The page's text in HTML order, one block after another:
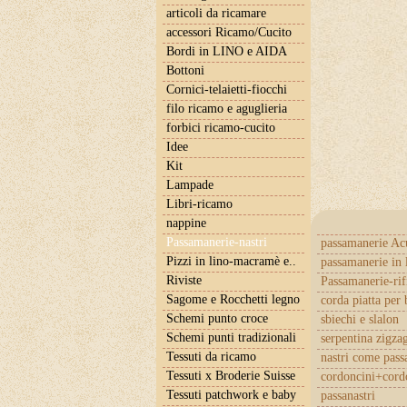
articoli da ricamare
accessori Ricamo/Cucito
Bordi in LINO e AIDA
Bottoni
Cornici-telaietti-fiocchi
filo ricamo e aguglieria
forbici ricamo-cucito
Idee
Kit
Lampade
Libri-ricamo
nappine
Passamanerie-nastri
passamanerie
passamanerie in
Passamanerie-
corda piatta per
sbiechi e slalon
serpentina
nastri come
passanastri
Pizzi in lino-macramè e..
Riviste
Sagome e Rocchetti legno
Schemi punto croce
Schemi punti tradizionali
Tessuti da ricamo
Tessuti x Broderie Suisse
Tessuti patchwork e baby